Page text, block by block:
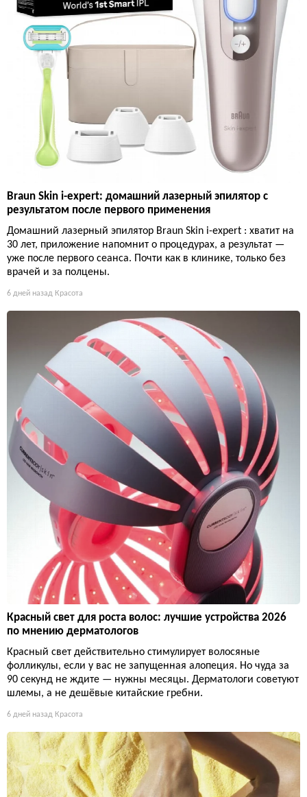
Braun Skin i-expert: домашний лазерный эпилятор с
результатом после первого применения
Домашний лазерный эпилятор Braun Skin i-expert : хватит на
30 лет, приложение напомнит о процедурах, а результат —
уже после первого сеанса. Почти как в клинике, только без
врачей и за полцены.
6 дней назад Красота
Красный свет для роста волос: лучшие устройства 2026
по мнению дерматологов
Красный свет действительно стимулирует волосяные
фолликулы, если у вас не запущенная алопеция. Но чуда за
90 секунд не ждите — нужны месяцы. Дерматологи советуют
шлемы, а не дешёвые китайские гребни.
6 дней назад Красота